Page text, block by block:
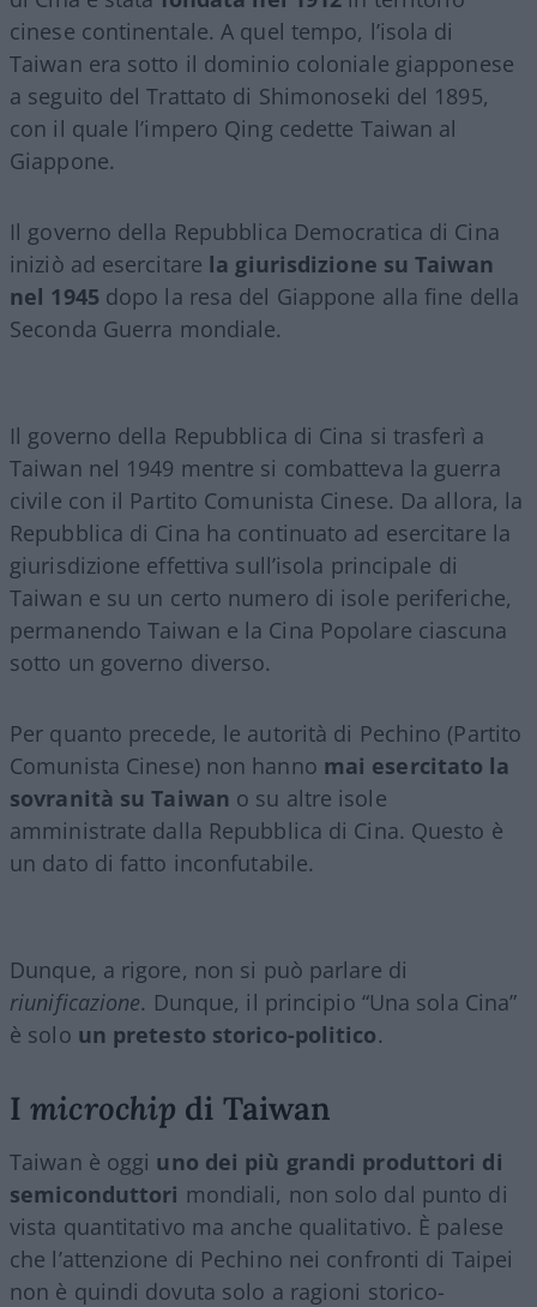
cinese continentale. A quel tempo, l’isola di
Taiwan era sotto il dominio coloniale giapponese
a seguito del Trattato di Shimonoseki del 1895,
con il quale l’impero Qing cedette Taiwan al
Giappone.
Il governo della Repubblica Democratica di Cina
iniziò ad esercitare la giurisdizione su Taiwan
nel 1945 dopo la resa del Giappone alla fine della
Seconda Guerra mondiale.
Il governo della Repubblica di Cina si trasferì a
Taiwan nel 1949 mentre si combatteva la guerra
civile con il Partito Comunista Cinese. Da allora, la
Repubblica di Cina ha continuato ad esercitare la
giurisdizione effettiva sull’isola principale di
Taiwan e su un certo numero di isole periferiche,
permanendo Taiwan e la Cina Popolare ciascuna
sotto un governo diverso.
Per quanto precede, le autorità di Pechino (Partito
Comunista Cinese) non hanno mai esercitato la
sovranità su Taiwan o su altre isole
amministrate dalla Repubblica di Cina. Questo è
un dato di fatto inconfutabile.
Dunque, a rigore, non si può parlare di
riunificazione. Dunque, il principio “Una sola Cina”
è solo un pretesto storico-politico.
Imicrochip di Taiwan
Taiwan è oggi uno dei più grandi produttori di
semiconduttori mondiali, non solo dal punto di
vista quantitativo ma anche qualitativo. È palese
che l’attenzione di Pechino nei confronti di Taipei
non è quindi dovuta solo a ragioni storico-